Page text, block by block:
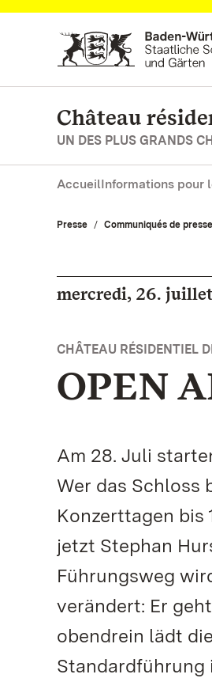
Vers la page d’accueil
Château
UN DES PLUS GRANDS
AccueilInformations pour
Presse Communiqués de presse
mercredi, 26.
CHÂTEAU RÉSIDENTIEL
OPEN
Am 28. Juli
Wer das Schloss
Konzerttagen bis
jetzt Stephan
Führungsweg
verändert: Er
obendrein lädt
Standardführung